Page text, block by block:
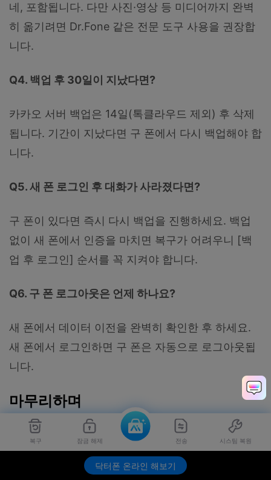
복구 잠금 해제 전송 시스팀 복원
닥터폰 온라인 해보기
네, 포함됩니다. 다만 사진·영상 등 미디어까지 완벽
히 옮기려면 Dr.Fone 같은 전문 도구 사용을 권장합
니다.
Q4. 백업 후 30일이 지났다면?
카카오 서버 백업은 14일(톡클라우드 제외) 후 삭제
됩니다. 기간이 지났다면 구 폰에서 다시 백업해야 합
니다.
Q5. 새 폰 로그인 후 대화가 사라졌다면?
구 폰이 있다면 즉시 다시 백업을 진행하세요. 백업
없이 새 폰에서 인증을 마치면 복구가 어려우니 [백
업 후 로그인] 순서를 꼭 지켜야 합니다.
Q6. 구 폰 로그아웃은 언제 하나요?
새 폰에서 데이터 이전을 완벽히 확인한 후 하세요.
새 폰에서 로그인하면 구 폰은 자동으로 로그아웃됩
니다.
마무리하며
지금까지 갤럭시 S26으로 기기를 변경할 때 가장 큰
고민인 카카오톡 대화 및 미디어 이전 방법을 완벽하
게 정리해 보았습니다. 새로운 갤럭시 S26의 혁신적